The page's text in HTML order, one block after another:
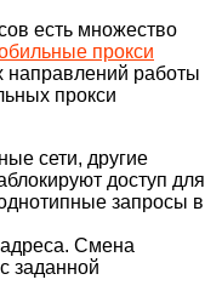
есть множество
прокси
направлений работы
прокси
сети, другие
доступ для
запросы в
Смена
заданной